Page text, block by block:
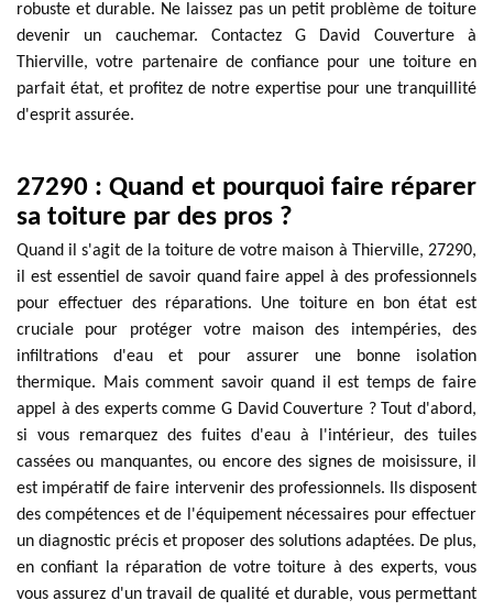
robuste et durable. Ne laissez pas un petit problème de toiture
devenir un cauchemar. Contactez G David Couverture à
Thierville, votre partenaire de confiance pour une toiture en
parfait état, et profitez de notre expertise pour une tranquillité
d'esprit assurée.
27290 : Quand et pourquoi faire réparer
sa toiture par des pros ?
Quand il s'agit de la toiture de votre maison à Thierville, 27290,
il est essentiel de savoir quand faire appel à des professionnels
pour effectuer des réparations. Une toiture en bon état est
cruciale pour protéger votre maison des intempéries, des
infiltrations d'eau et pour assurer une bonne isolation
thermique. Mais comment savoir quand il est temps de faire
appel à des experts comme G David Couverture ? Tout d'abord,
si vous remarquez des fuites d'eau à l'intérieur, des tuiles
cassées ou manquantes, ou encore des signes de moisissure, il
est impératif de faire intervenir des professionnels. Ils disposent
des compétences et de l'équipement nécessaires pour effectuer
un diagnostic précis et proposer des solutions adaptées. De plus,
en confiant la réparation de votre toiture à des experts, vous
vous assurez d'un travail de qualité et durable, vous permettant